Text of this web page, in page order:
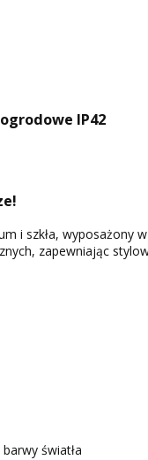
IP42
i szkła, wyposażony
zapewniając
światła